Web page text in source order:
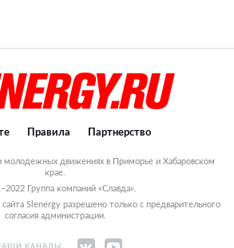
Правила Партнерство
молодежных движениях в Приморье и Хабаровском
крае.
Группа компаний «Славда».
Slenergy разрешено только с предварительного
согласия администрации.